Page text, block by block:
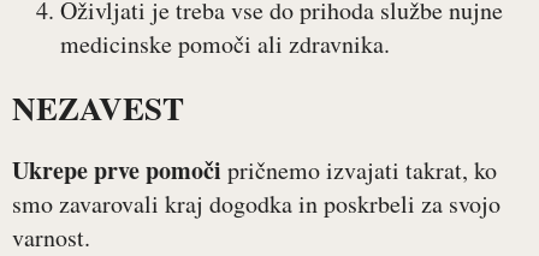
Oživljati je treba vse do prihoda službe nujne
medicinske pomoči ali zdravnika.
NEZAVEST
Ukrepe prve pomoči pričnemo izvajati takrat, ko
smo zavarovali kraj dogodka in poskrbeli za svojo
varnost.